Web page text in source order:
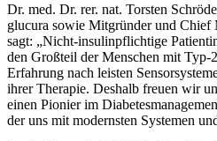
Dr. med. Dr. rer. nat. Torsten
glucura sowie Mitgründer und
sagt: „Nicht-insulinpflichtige
den Großteil der Menschen mit Typ-
Erfahrung nach leisten
ihrer Therapie. Deshalb freuen wir
einen Pionier im
der uns mit modernsten Systemen